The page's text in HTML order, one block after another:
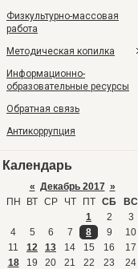
Физкультурно-массовая
работа
Методическая копилка
Информационно-
образовательные ресурсы
Обратная связь
Антикоррупция
Календарь
« Декабрь 2017 »
ПН
ВТ СР ЧТ ПТ СБ
ВС
1
2
3
4
5 6 7 8 9
10
11
12 13 14 15 16
17
18
19 20 21 22 23
24